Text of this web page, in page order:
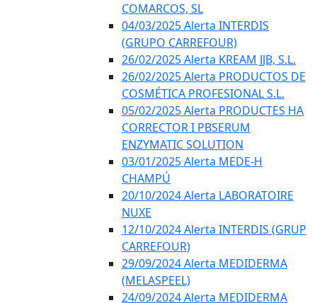
COMARCOS, SL
04/03/2025 Alerta INTERDIS
(GRUPO CARREFOUR)
26/02/2025 Alerta KREAM JJB, S.L.
26/02/2025 Alerta PRODUCTOS DE
COSMÉTICA PROFESIONAL S.L.
05/02/2025 Alerta PRODUCTES HA
CORRECTOR I PBSERUM
ENZYMATIC SOLUTION
03/01/2025 Alerta MEDE-H
CHAMPÚ
20/10/2024 Alerta LABORATOIRE
NUXE
12/10/2024 Alerta INTERDIS (GRUP
CARREFOUR)
29/09/2024 Alerta MEDIDERMA
(MELASPEEL)
24/09/2024 Alerta MEDIDERMA